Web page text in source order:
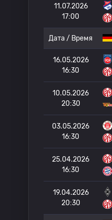
11.07.2026
17:00
Дата / Время
16.05.2026
16:30
10.05.2026
20:30
03.05.2026
16:30
25.04.2026
16:30
19.04.2026
20:30